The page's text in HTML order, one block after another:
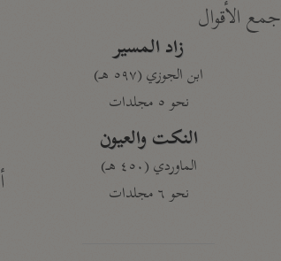
جمع الأقوال
زاد المسير
ابن الجوزي (٥٩٧ هـ)
نحو ٥ مجلدات
النكت والعيون
الماوردي (٤٥٠ هـ)
نحو ٦ مجلدات